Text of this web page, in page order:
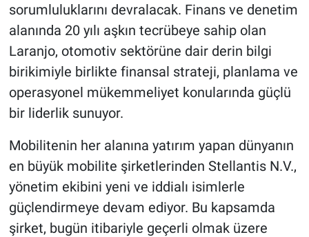
sorumluluklarını devralacak. Finans ve denetim
alanında 20 yılı aşkın tecrübeye sahip olan
Laranjo, otomotiv sektörüne dair derin bilgi
birikimiyle birlikte finansal strateji, planlama ve
operasyonel mükemmeliyet konularında güçlü
bir liderlik sunuyor.
Mobilitenin her alanına yatırım yapan dünyanın
en büyük mobilite şirketlerinden Stellantis N.V.,
yönetim ekibini yeni ve iddialı isimlerle
güçlendirmeye devam ediyor. Bu kapsamda
şirket, bugün itibariyle geçerli olmak üzere